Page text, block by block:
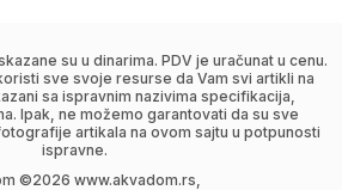
su u dinarima. PDV je uračunat u cenu.
sve svoje resurse da Vam svi artikli na
sa ispravnim nazivima specifikacija,
Ipak, ne možemo garantovati da su sve
artikala na ovom sajtu u potpunosti
ispravne.
©2026 www.akvadom.rs,